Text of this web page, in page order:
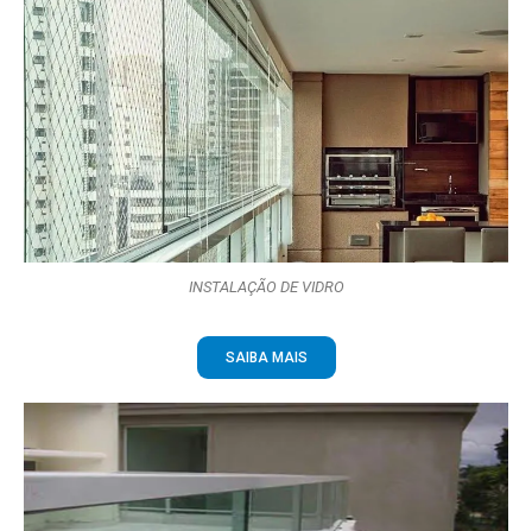
INSTALAÇÃO DE VIDRO
SAIBA MAIS